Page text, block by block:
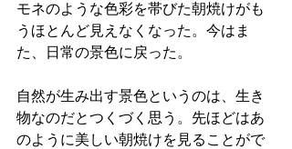
モネのような色彩を帯びた朝焼けがも
うほとんど見えなくなった。今はま
た、日常の景色に戻った。
自然が生み出す景色というのは、生き
物なのだとつくづく思う。先ほどはあ
のように美しい朝焼けを見ることがで